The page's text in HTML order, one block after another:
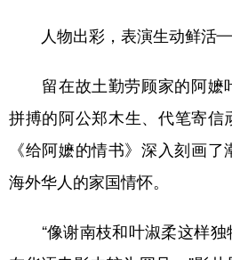
人物出彩，表演生动鲜活
留在故土勤劳顾家的阿嬷
拼搏的阿公郑木生、代笔寄
《给阿嬷的情书》深入刻画
海外华人的家国情怀。
“像谢南枝和叶淑柔这样独